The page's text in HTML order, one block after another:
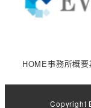
HOME事務所概要
Copyright